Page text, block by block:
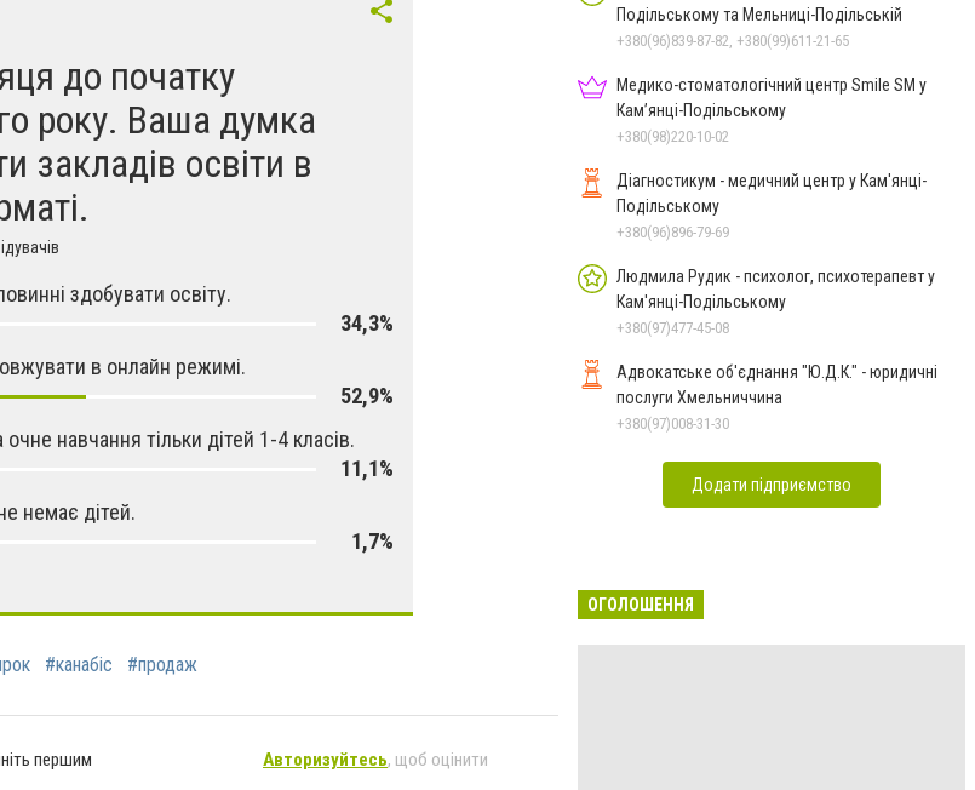
до початку
року. Ваша думка
закладів освіти в
здобувати освіту.
34,3%
в онлайн режимі.
52,9%
навчання тільки дітей 1-4 класів.
11,1%
немає дітей.
1,7%
#канабіс #продаж
першим Авторизуйтесь, щоб оцінити
Подільському та Мельниці-Подільській
+380(96)839-87-82, +380(99)611-21-65
Медико-стоматологічний центр Smile SM у
Кам’янці-Подільському
+380(98)220-10-02
Діагностикум - медичний центр у Кам'янці-
Подільському
+380(96)896-79-69
Людмила Рудик - психолог, психотерапевт у
Кам'янці-Подільському
+380(97)477-45-08
Адвокатське об'єднання "Ю.Д.К." - юридичні
послуги Хмельниччина
+380(97)008-31-30
Додати підприємство
ОГОЛОШЕННЯ